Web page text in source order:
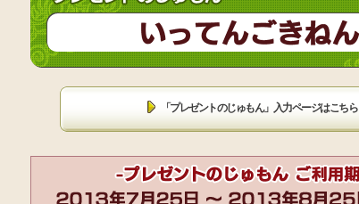
「プレゼントのじゅもん」入力ページはこちら